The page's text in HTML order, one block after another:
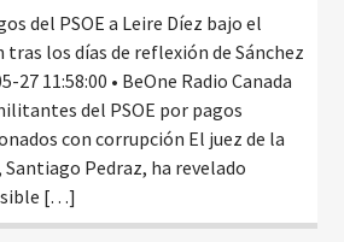
del PSOE a Leire Díez bajo el
tras los días de reflexión de Sánchez
27 11:58:00 • BeOne Radio Canada
del PSOE por pagos
con corrupción El juez de la
Pedraz, ha revelado
[…]